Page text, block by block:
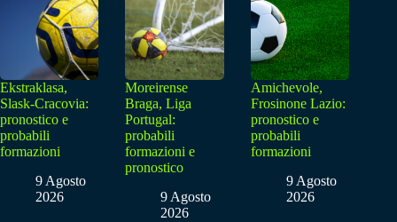
Ekstraklasa,
Slask-Cracovia:
pronostico e
probabili
formazioni
9 Agosto
2026
Moreirense
Braga, Liga
Portugal:
probabili
formazioni e
pronostico
9 Agosto
2026
Amichevole,
Frosinone Lazio:
pronostico e
probabili
formazioni
9 Agosto
2026